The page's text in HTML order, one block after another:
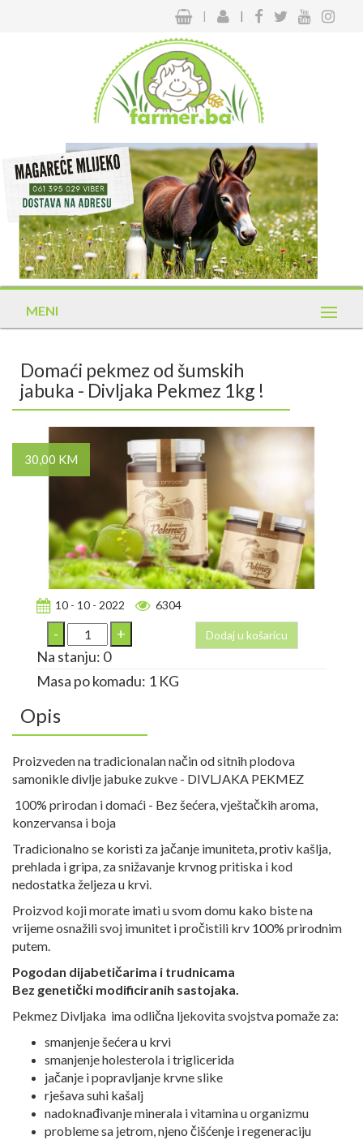
| |
MENI
Domaći pekmez od šumskih
jabuka - Divljaka Pekmez 1kg !
30,00 KM
10 - 10 - 2022 6304
Dodaj u košaricu
Na stanju: 0
Masa po komadu: 1 KG
Opis
Proizveden na tradicionalan način od sitnih plodova
samonikle divlje jabuke zukve - DIVLJAKA PEKMEZ
100% prirodan i domaći - Bez šećera, vještačkih aroma,
konzervansa i boja
Tradicionalno se koristi za jačanje imuniteta, protiv kašlja,
prehlada i gripa, za snižavanje krvnog pritiska i kod
nedostatka željeza u krvi.
Proizvod koji morate imati u svom domu kako biste na
vrijeme osnažili svoj imunitet i pročistili krv 100% prirodnim
putem.
Pogodan dijabetičarima i trudnicama
Bez genetički modificiranih sastojaka.
Pekmez Divljaka ima odlična ljekovita svojstva pomaže za:
smanjenje šećera u krvi
smanjenje holesterola i triglicerida
jačanje i popravljanje krvne slike
rješava suhi kašalj
nadoknađivanje minerala i vitamina u organizmu
probleme sa jetrom, njeno čišćenje i regeneraciju